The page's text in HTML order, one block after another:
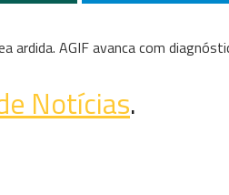
ardida. AGIF avanca com
Notícias.